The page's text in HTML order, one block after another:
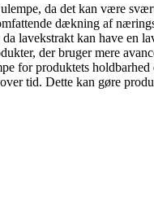
da det kan være
dækning af
lavekstrakt kan have en
der bruger mere
for produktets
tid. Dette kan gøre